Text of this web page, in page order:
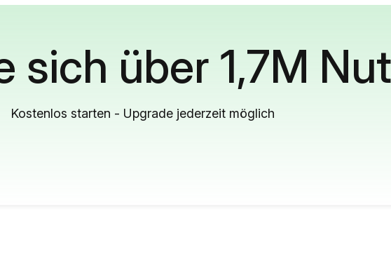
sich über 1,7M
Kostenlos starten - Upgrade jederzeit möglich